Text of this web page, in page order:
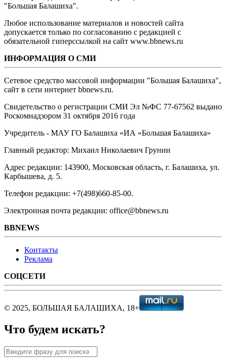
"Большая Балашиха".
Любое использование материалов и новостей сайта
допускается только по согласованию с редакцией с
обязательной гиперссылкой на сайт www.bbnews.ru
ИНФОРМАЦИЯ О СМИ
Сетевое средство массовой информации "Большая Балашиха",
сайт в сети интернет bbnews.ru.
Свидетельство о регистрации СМИ Эл №ФС ‎77-67562 выдано
Роскомнадзором 31 октября 2016 года
Учредитель - МАУ ГО Балашиха «ИА «Большая Балашиха»
Главный редактор: Михаил Николаевич Грунин
Адрес редакции: 143900, Московская область, г. Балашиха, ул.
Карбышева, д. 5.
Телефон редакции: +7(498)660-85-00.
Электронная почта редакции: office@bbnews.ru
BBNEWS
Контакты
Реклама
СОЦСЕТИ
© 2025, БОЛЬШАЯ БАЛАШИХА, 18+
Что будем искать?